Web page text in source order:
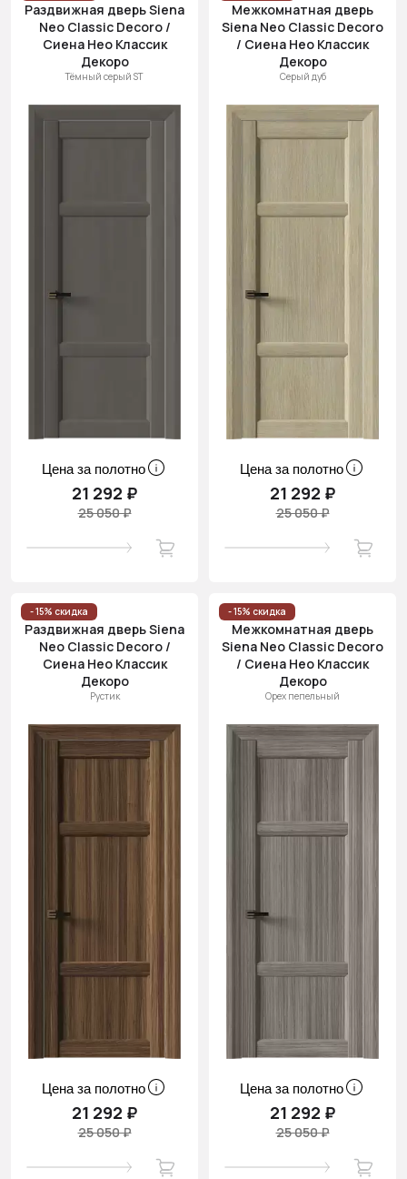
Раздвижная дверь Siena
Neo Classic Decoro /
Сиена Нео Классик
Декоро
Тёмный серый ST
Цена за полотно
21 292 ₽
25 050 ₽
Межкомнатная дверь
Siena Neo Classic Decoro
/ Сиена Нео Классик
Декоро
Серый дуб
Цена за полотно
21 292 ₽
25 050 ₽
- 15% скидка
Раздвижная дверь Siena
Neo Classic Decoro /
Сиена Нео Классик
Декоро
Рустик
Цена за полотно
21 292 ₽
25 050 ₽
- 15% скидка
Межкомнатная дверь
Siena Neo Classic Decoro
/ Сиена Нео Классик
Декоро
Орех пепельный
Цена за полотно
21 292 ₽
25 050 ₽